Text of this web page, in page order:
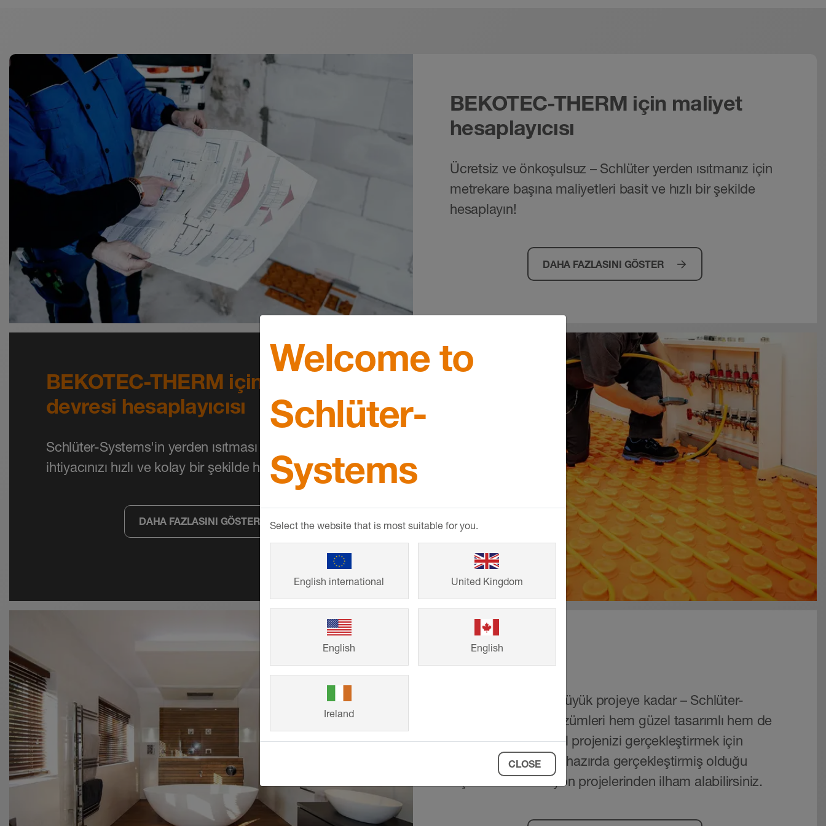
BEKOTEC-THERM için maliyet
hesaplayıcısı
Ücretsiz ve önkoşulsuz – Schlüter yerden ısıtmanız için
metrekare başına maliyetleri basit ve hızlı bir şekilde
hesaplayın!
DAHA FAZLASINI GÖSTER
BEKOTEC-THERM için ısıtma
devresi hesaplayıcısı
Schlüter-Systems'in yerden ısıtması için malzeme
ihtiyacınızı hızlı ve kolay bir şekilde hesaplayın!
DAHA FAZLASINI GÖSTER
Referanslar
Müstakil evlerden büyük projeye kadar – Schlüter-
Systems'in akıllı çözümleri hem güzel tasarımlı hem de
uzun ömürlü. Kişisel projenizi gerçekleştirmek için
müşterilerimizin halihazırda gerçekleştirmiş olduğu
inşaat ve renovasyon projelerinden ilham alabilirsiniz.
Welcome to
Schlüter-
Systems
Select the website that is most suitable for you.
English international United Kingdom
English English
Ireland
CLOSE